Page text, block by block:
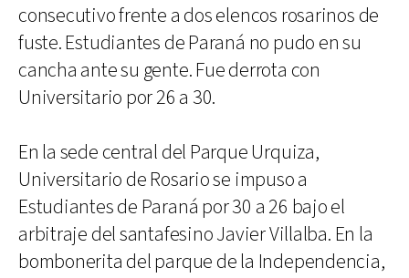
consecutivo frente a dos elencos rosarinos de
fuste. Estudiantes de Paraná no pudo en su
cancha ante su gente. Fue derrota con
Universitario por 26 a 30.
En la sede central del Parque Urquiza,
Universitario de Rosario se impuso a
Estudiantes de Paraná por 30 a 26 bajo el
arbitraje del santafesino Javier Villalba. En la
bombonerita del parque de la Independencia,